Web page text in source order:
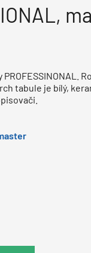
tabule je bílý,